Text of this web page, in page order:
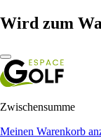
Wird zum
Zwischensumme
Meinen Warenkorb